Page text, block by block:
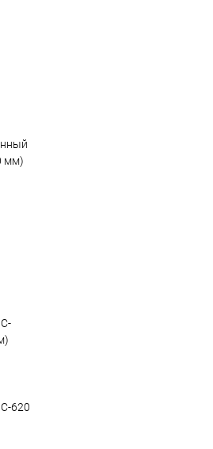
мм)
620